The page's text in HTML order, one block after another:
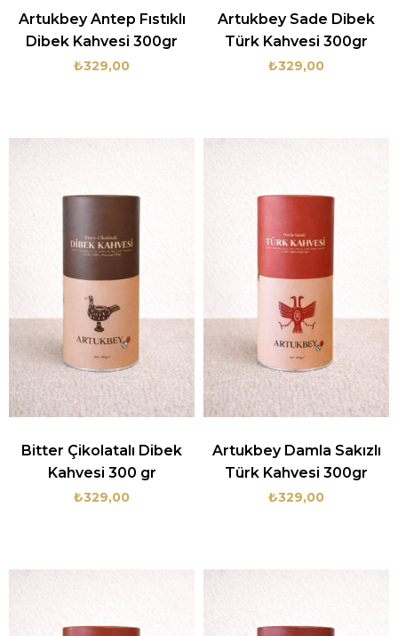
Artukbey Antep Fıstıklı
Dibek Kahvesi 300gr
₺329,00
Artukbey Sade Dibek
Türk Kahvesi 300gr
₺329,00
Bitter Çikolatalı Dibek
Kahvesi 300 gr
₺329,00
Artukbey Damla Sakızlı
Türk Kahvesi 300gr
₺329,00